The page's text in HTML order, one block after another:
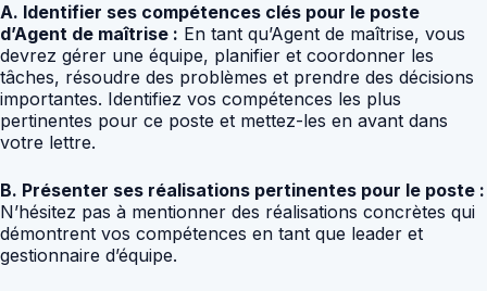
A. Identifier ses compétences clés pour le poste
d’Agent de maîtrise : En tant qu’Agent de maîtrise, vous
devrez gérer une équipe, planifier et coordonner les
tâches, résoudre des problèmes et prendre des décisions
importantes. Identifiez vos compétences les plus
pertinentes pour ce poste et mettez-les en avant dans
votre lettre.
B. Présenter ses réalisations pertinentes pour le poste :
N’hésitez pas à mentionner des réalisations concrètes qui
démontrent vos compétences en tant que leader et
gestionnaire d’équipe.